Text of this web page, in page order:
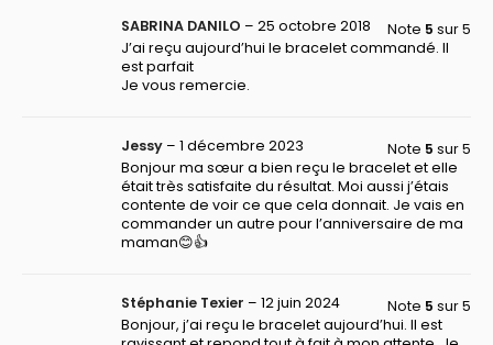
Note 5 sur 5
SABRINA DANILO – 25 octobre 2018
J’ai reçu aujourd’hui le bracelet commandé. Il
est parfait
Je vous remercie.
Note 5 sur 5
Jessy – 1 décembre 2023
Bonjour ma sœur a bien reçu le bracelet et elle
était très satisfaite du résultat. Moi aussi j’étais
contente de voir ce que cela donnait. Je vais en
commander un autre pour l’anniversaire de ma
maman😊👍
Note 5 sur 5
Stéphanie Texier – 12 juin 2024
Bonjour, j’ai reçu le bracelet aujourd’hui. Il est